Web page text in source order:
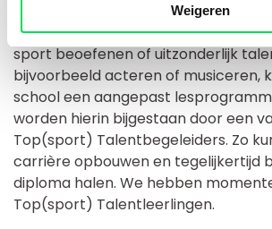
Weigeren
Het LRC heeft het predicaat
Talentschool. Leerlingen die op
sport beoefenen of uitzonderlijk
bijvoorbeeld acteren of musiceren,
school een aangepast
worden hierin bijgestaan door een
Top(sport) Talentbegeleiders. Zo
carrière opbouwen en tegelijkertijd
diploma halen. We hebben
Top(sport) Talentleerlingen.